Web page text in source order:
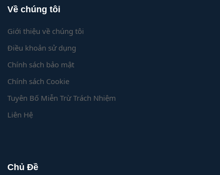
Về chúng tôi
Giới thiệu về chúng tôi
Điều khoản sử dụng
Chính sách bảo mật
Chính sách Cookie
Tuyên Bố Miễn Trừ Trách Nhiệm
Liên Hệ
Chủ Đề